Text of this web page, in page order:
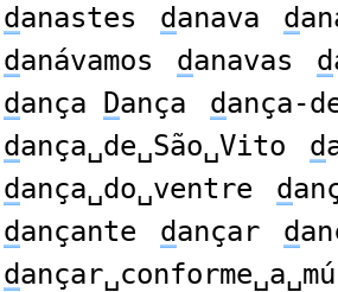
danastes danava d
danávamos danavas d
dança Dança dança-
dança␣de␣São␣Vito d
dança␣do␣ventre d
dançante dançar d
d